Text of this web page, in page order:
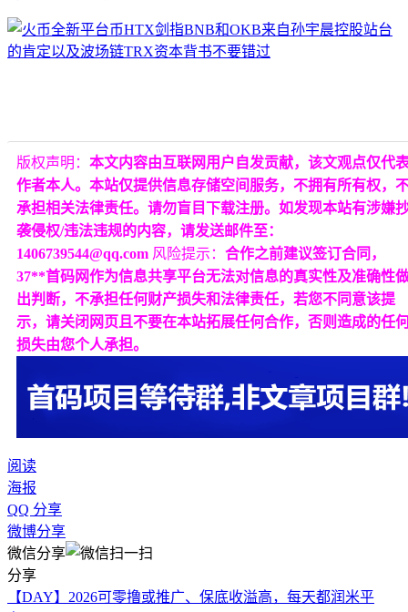
版权声明： 本文内容由互联网用户自发贡献，该文观点仅代
作者本人。本站仅提供信息存储空间服务，不拥有所有权，
承担相关法律责任。请勿盲目下载注册。如发现本站有涉嫌
袭侵权/违法违规的内容，请发送邮件至：
1406739544@qq.com 风险提示： 合作之前建议签订合同，
37**首码网作为信息共享平台无法对信息的真实性及准确性
出判断，不承担任何财产损失和法律责任，若您不同意该提
示，请关闭网页且不要在本站拓展任何合作，否则造成的任
损失由您个人承担。
阅读
海报
QQ 分享
微博分享
微信分享
分享
【DAY】2026可零撸或推广、保底收溢高，每天都润米平